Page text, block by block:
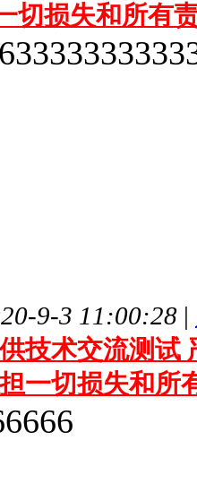
切损失和所有
9-3 11:00:28 |
技术交流测试
一切损失和所